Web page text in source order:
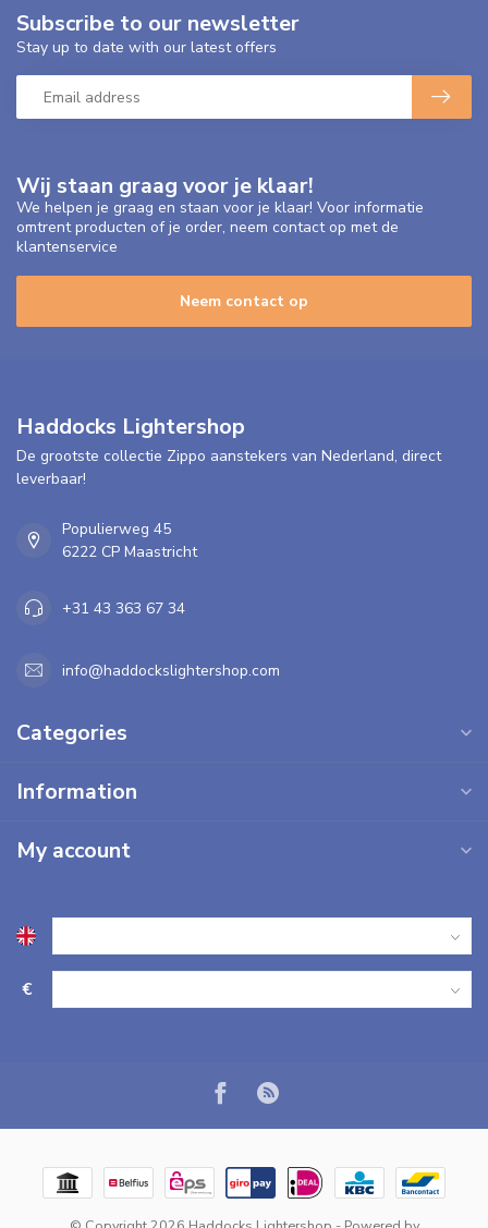
Wij staan graag voor je klaar!
We helpen je graag en staan voor je klaar! Voor informatie
omtrent producten of je order, neem contact op met de
klantenservice
Neem contact op
Subscribe to our newsletter
Stay up to date with our latest offers
Haddocks Lightershop
De grootste collectie Zippo aanstekers van Nederland, direct
leverbaar!
Populierweg 45
6222 CP Maastricht
+31 43 363 67 34
info@haddockslightershop.com
Categories
Information
My account
€